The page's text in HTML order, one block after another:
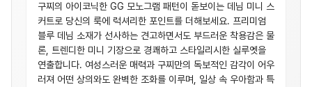
구찌의 아이코닉한 GG 모노그램 패턴이 돋보이는 데님 미니 스
커트로 당신의 룩에 럭셔리한 포인트를 더해보세요. 프리미엄
블루 데님 소재가 선사하는 견고하면서도 부드러운 착용감은 물
론, 트렌디한 미니 기장으로 경쾌하고 스타일리시한 실루엣을
연출합니다. 여성스러운 매력과 구찌만의 독보적인 감각이 어우
러져 어떤 상의와도 완벽한 조화를 이루며, 일상 속 우아함과 특